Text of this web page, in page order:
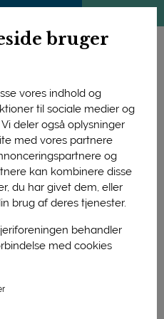
bruger
vores indhold og
til sociale medier og
deler også oplysninger
med vores partnere
og
kan kombinere disse
du har givet dem, eller
brug af deres tjenester.
behandler
med cookies